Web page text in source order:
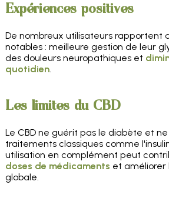
Expériences positives
De nombreux utilisateurs rapportent
notables : meilleure gestion de leur
des douleurs neuropathiques et
quotidien.
Les limites du CBD
Le CBD ne guérit pas le diabète et
traitements classiques comme
utilisation en complément peut
doses de médicaments et améliorer
globale.